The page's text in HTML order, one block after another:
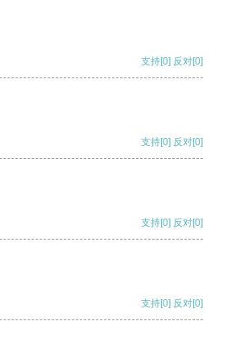
支持[0] 反对[0]
支持[0] 反对[0]
支持[0] 反对[0]
支持[0] 反对[0]